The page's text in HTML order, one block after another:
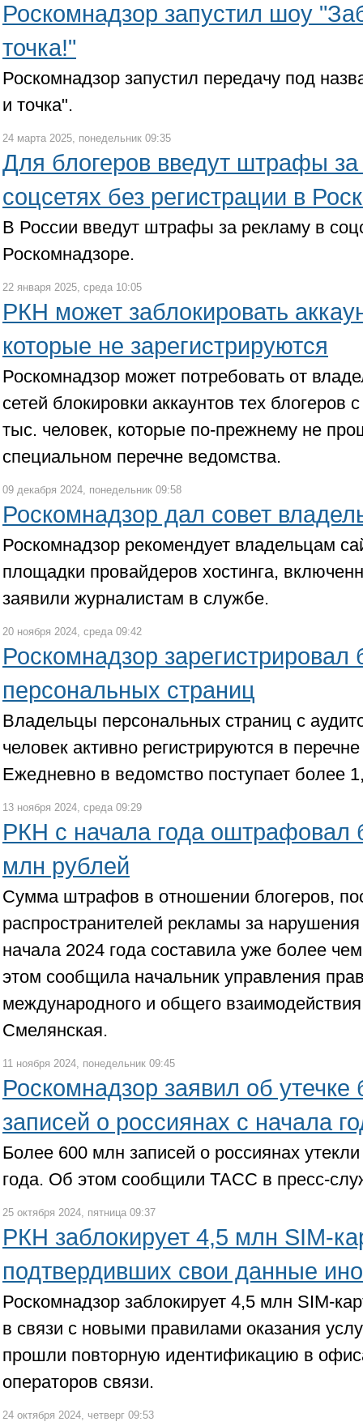
Роскомнадзор запустил шоу
точка!"
Роскомнадзор запустил передачу под
и точка".
24 марта 2025, понедельник 09:35
Для блогеров введут штрафы
соцсетях без регистрации в
В России введут штрафы за рекламу в
Роскомнадзоре.
22 января 2025, среда 10:05
РКН может заблокировать
которые не зарегистрируются
Роскомнадзор может потребовать от
сетей блокировки аккаунтов тех блогеров
тыс. человек, которые по-прежнему не
специальном перечне ведомства.
09 декабря 2024, понедельник 09:58
Роскомнадзор дал совет
Роскомнадзор рекомендует владельцам
площадки провайдеров хостинга,
заявили журналистам в службе.
20 ноября 2024, среда 09:42
Роскомнадзор зарегистрировал
персональных страниц
Владельцы персональных страниц с
человек активно регистрируются в
Ежедневно в ведомство поступает более
13 ноября 2024, среда 09:29
РКН с начала года оштрафовал
млн рублей
Сумма штрафов в отношении блогеров,
распространителей рекламы за нарушения
начала 2024 года составила уже более
этом сообщила начальник управления
международного и общего
Смелянская.
11 ноября 2024, понедельник 09:45
Роскомнадзор заявил об
записей о россиянах с начала
Более 600 млн записей о россиянах
года. Об этом сообщили ТАСС в пресс-
25 октября 2024, пятница 09:37
РКН заблокирует 4,5 млн SIM-
подтвердивших свои данные
Роскомнадзор заблокирует 4,5 млн SIM-
в связи с новыми правилами оказания
прошли повторную идентификацию в
операторов связи.
24 октября 2024, четверг 09:53